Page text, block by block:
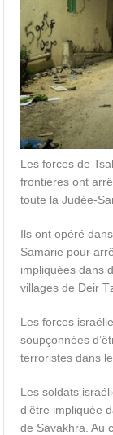
Les forces de
frontières ont
toute la Judée-
Ils ont opéré
Samarie pour
impliquées dans
villages de Deir
Les forces
soupçonnées
terroristes dans
Les soldats
d’être impliquée
de Savakhra. Au